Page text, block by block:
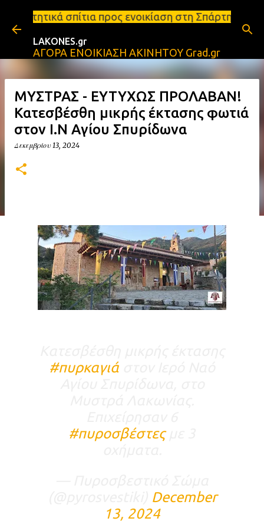
Μετάβαση στο κύριο περιεχόμενο
προς ενοικίαση στη Σπάρτη Ενοικιάσεις
LAKONES.gr
ΑΓΟΡΑ ΕΝΟΙΚΙΑΣΗ ΑΚΙΝΗΤΟΥ Grad.gr
ΜΥΣΤΡΑΣ - ΕΥΤΥΧΩΣ ΠΡΟΛΑΒΑΝ!
Κατεσβέσθη μικρής έκτασης φωτιά
στον Ι.Ν Αγίου Σπυρίδωνα
Δεκεμβρίου 13, 2024
#πυρκαγιά
#πυροσβέστεςμε 3
December
13, 2024